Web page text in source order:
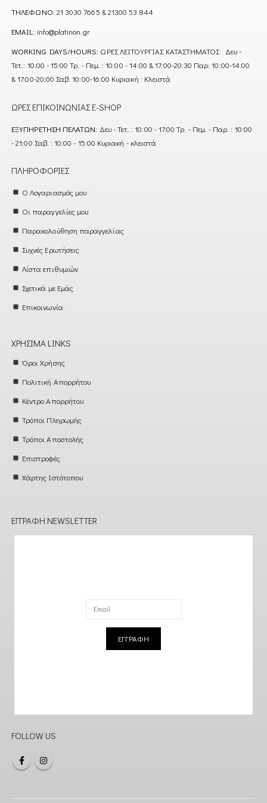
ΤΗΛΈΦΩΝΟ: 21 3030 7665 & 21300 53 844
EMAIL: info@platinon.gr
WORKING DAYS/HOURS: ΩΡΕΣ ΛΕΙΤΟΥΡΓΙΑΣ ΚΑΤΑΣΤΗΜΑΤΟΣ : Δευ -
Τετ.: 10:00 - 15:00 Τρ. - Πεμ. : 10:00 - 14:00 & 17:00-20:30 Παρ: 10:00-14:00
& 17:00-20:00 Σαβ: 10:00-16:00 Κυριακή : Κλειστά
ΏΡΕΣ ΕΠΙΚΟΙΝΩΝΊΑΣ E-SHOP
ΕΞΥΠΗΡΈΤΗΣΗ ΠΕΛΑΤΏΝ: Δευ - Τετ. : 10:00 - 17:00 Τρ. - Πεμ. - Παρ. : 10:00
- 21:00 Σαβ. : 10:00 - 15:00 Κυριακή - κλειστά
ΠΛΗΡΟΦΟΡΊΕΣ
Ο Λογαριασμός μου
Οι παραγγελίες μου
Παρακολούθηση παραγγελίας
Συχνές Ερωτήσεις
Λίστα επιθυμιών
Σχετικά με Εμάς
Επικοινωνία
ΧΡΉΣΙΜΑ LINKS
Όροι Χρήσης
Πολιτική Απορρήτου
Κέντρο Απορρήτου
Τρόποι Πληρωμής
Τρόποι Αποστολής
Επιστροφές
Χάρτης Ιστότοπου
ΕΓΓΡΑΦΉ NEWSLETTER
ΕΓΓΡΑΦΗ
FOLLOW US